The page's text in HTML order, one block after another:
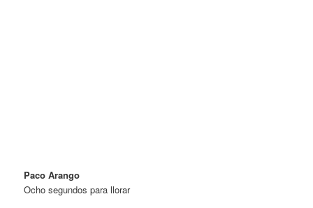
Paco Arango
Ocho segundos para llorar